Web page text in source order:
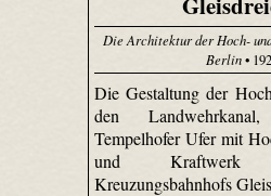
Die Architektur der Hoch-
Berlin•
Die Gestaltung der
den
Tempelhofer Ufer mit
und
Kreuzungsbahnhofs